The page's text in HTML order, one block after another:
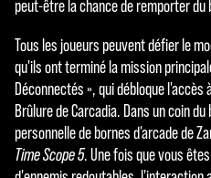
peut-être la chance de remporter du
Tous les joueurs peuvent défier le
qu'ils ont terminé la mission
Déconnectés », qui débloque
Brûlure de Carcadia. Dans un coin
personnelle de bornes d'arcade de
Time Scope 5. Une fois que vous